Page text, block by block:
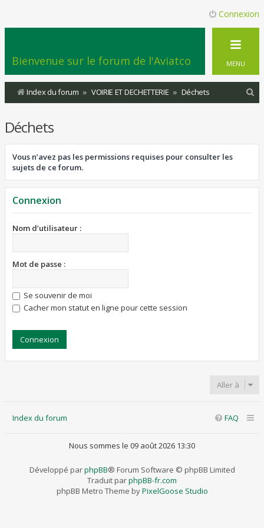
Connexion
Bienvenue sur le forum de l'Aviatco MENU
Index du forum VOIRIE ET DECHETTERIE Déchets
c
Déchets
Vous n’avez pas les permissions requises pour consulter les
sujets de ce forum.
Connexion
Nom d’utilisateur :
Mot de passe :
Se souvenir de moi
Cacher mon statut en ligne pour cette session
Aller à
Index du forum FAQ
Nous sommes le 09 août 2026 13:30
Développé parphpBB® Forum Software © phpBB Limited
Traduit parphpBB-fr.com
phpBB Metro Theme byPixelGoose Studio